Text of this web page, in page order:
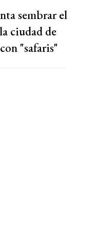
sembrar el
ciudad de
"safaris"